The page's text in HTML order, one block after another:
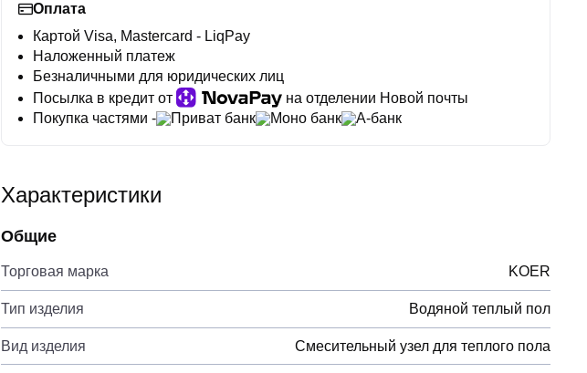
Оплата
Картой Visa, Mastercard - LiqPay
Наложенный платеж
Безналичными для юридических лиц
Посылка в кредит от
на отделении Новой почты
Покупка частями -
Приват банк Моно банк А-банк
Характеристики
Общие
Торговая марка KOER
Тип изделия Водяной теплый пол
Вид изделия Смесительный узел для теплого пола